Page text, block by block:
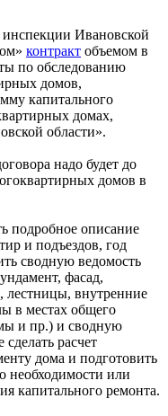
Ивановской
контракт объемом в
по обследованию
домов,
капитального
домах,
области».
надо будет до
домов в
подробное описание
и подъездов, год
сводную ведомость
фасад,
лестницы, внутренние
в местах общего
и пр.) и сводную
расчет
дома и подготовить
необходимости или
капитального ремонта.